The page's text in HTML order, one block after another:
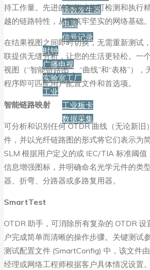
函数发生器
电源
信号记录
时钟
广播电视
实验室工厂
工业
工业板卡
数据采集
服务+保障
资源下载
博客
持工作量。先进的智能功能可检测和执行
越的链路特性，从而筑牢坚实的网络基础。
在结果视图之间即时切换，无需重新测试
联提供无缝分析，让您的生活更轻松。一
视图（“智能链路图”、“曲线”和“表格”），
程序即可匹配用户配置文件和首选项。
智能链路映射
可分析和识别任何 OTDR 曲线（无论新旧
件，并以光纤链路图的形式将它们表示为
SLM 根据用户定义的或 IEC/TIA 标准阈值
信息增强图标，并明确命名光学元件的类
器、折弯、分路器或多路复用器。
SmartTest
OTDR 助手，可消除所有复杂的 OTDR 设
户完成简单而清晰的操作步骤。关键测试
测试配置文件 (SmartConfig) 中，该文件
经理或网络工程师根据客户具体情况设置